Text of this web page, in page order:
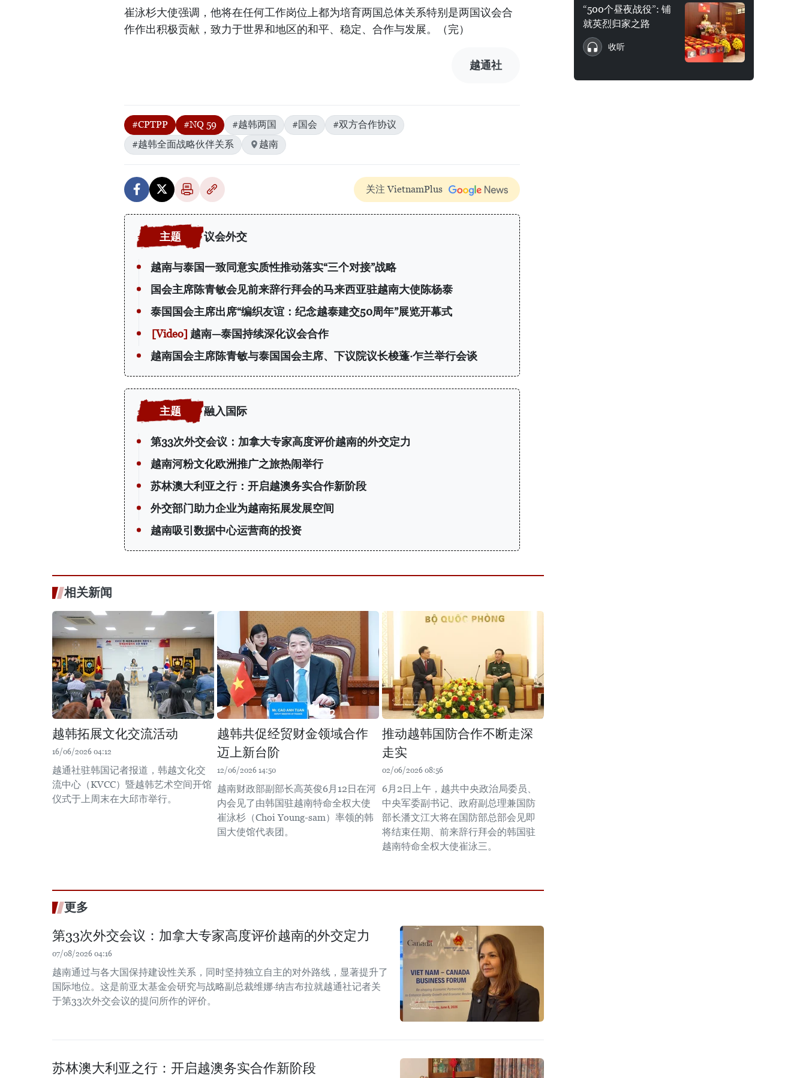
崔泳杉大使强调，他将在任何工作岗位上都为培育两国总体关系特别是两国议会合
作作出积极贡献，致力于世界和地区的和平、稳定、合作与发展。（完）
越通社
#CPTPP #NQ 59 #越韩两国 #国会
#双方合作协议
#越韩全面战略伙伴关系
越南
关注 VietnamPlus
议会外交
越南与泰国一致同意实质性推动落实“三个对接”战略
国会主席陈青敏会见前来辞行拜会的马来西亚驻越南大使陈杨泰
泰国国会主席出席“编织友谊：纪念越泰建交50周年”展览开幕式
越南—泰国持续深化议会合作
越南国会主席陈青敏与泰国国会主席、下议院议长梭蓬·乍兰举行会谈
融入国际
第33次外交会议：加拿大专家高度评价越南的外交定力
越南河粉文化欧洲推广之旅热闹举行
苏林澳大利亚之行：开启越澳务实合作新阶段
外交部门助力企业为越南拓展发展空间
越南吸引数据中心运营商的投资
相关新闻
越韩拓展文化交流活动
16/06/2026 04:12
越通社驻韩国记者报道，韩越文化交
流中心（KVCC）暨越韩艺术空间开馆
仪式于上周末在大邱市举行。
越韩共促经贸财金领域合作
迈上新台阶
12/06/2026 14:50
越南财政部副部长高英俊6月12日在河
内会见了由韩国驻越南特命全权大使
崔泳杉（Choi Young-sam）率领的韩
国大使馆代表团。
推动越韩国防合作不断走深
走实
02/06/2026 08:56
6月2日上午，越共中央政治局委员、
中央军委副书记、政府副总理兼国防
部长潘文江大将在国防部总部会见即
将结束任期、前来辞行拜会的韩国驻
越南特命全权大使崔泳三。
更多
第33次外交会议：加拿大专家高度评价越南的外交定力
07/08/2026 04:16
越南通过与各大国保持建设性关系，同时坚持独立自主的对外路线，显著提升了
国际地位。这是前亚太基金会研究与战略副总裁维娜·纳吉布拉就越通社记者关
于第33次外交会议的提问所作的评价。
苏林澳大利亚之行：开启越澳务实合作新阶段
“500个昼夜战役”: 铺
就英烈归家之路
收听